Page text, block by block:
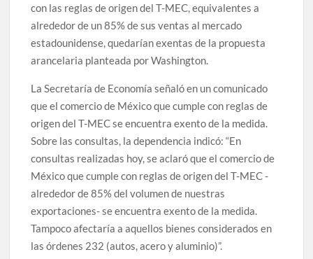
con las reglas de origen del T-MEC, equivalentes a
alrededor de un 85% de sus ventas al mercado
estadounidense, quedarían exentas de la propuesta
arancelaria planteada por Washington.
La Secretaría de Economía señaló en un comunicado
que el comercio de México que cumple con reglas de
origen del T-MEC se encuentra exento de la medida.
Sobre las consultas, la dependencia indicó: “En
consultas realizadas hoy, se aclaró que el comercio de
México que cumple con reglas de origen del T-MEC -
alrededor de 85% del volumen de nuestras
exportaciones- se encuentra exento de la medida.
Tampoco afectaría a aquellos bienes considerados en
las órdenes 232 (autos, acero y aluminio)”.